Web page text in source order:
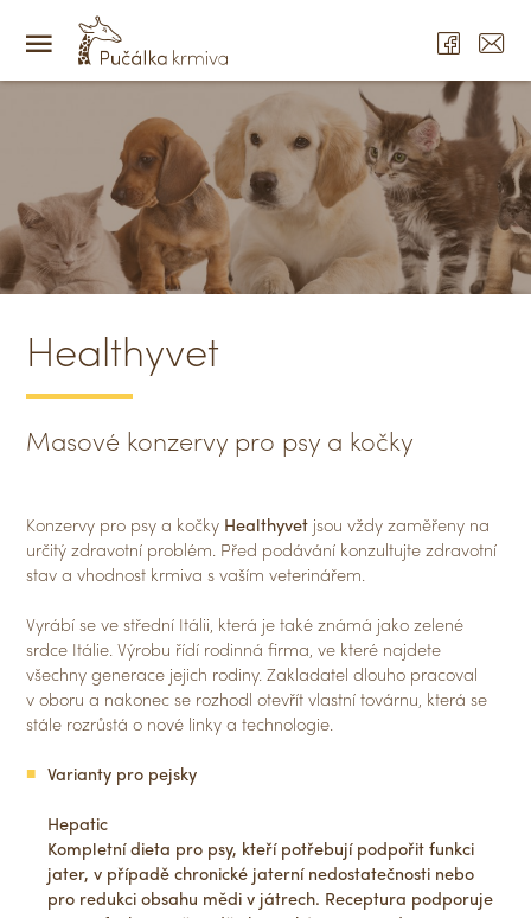
Healthyvet
Masové konzervy pro psy a kočky
Konzervy pro psy a kočky Healthyvet jsou vždy zaměřeny na
určitý zdravotní problém. Před podávání konzultujte zdravotní
stav a vhodnost krmiva s vaším veterinářem.
Vyrábí se ve střední Itálii, která je také známá jako zelené
srdce Itálie. Výrobu řídí rodinná firma, ve které najdete
všechny generace jejich rodiny. Zakladatel dlouho pracoval
v oboru a nakonec se rozhodl otevřít vlastní továrnu, která se
stále rozrůstá o nové linky a technologie.
Varianty pro pejsky
Hepatic
Kompletní dieta pro psy, kteří potřebují podpořit funkci
jater, v případě chronické jaterní nedostatečnosti nebo
pro redukci obsahu mědi v játrech. Receptura podporuje